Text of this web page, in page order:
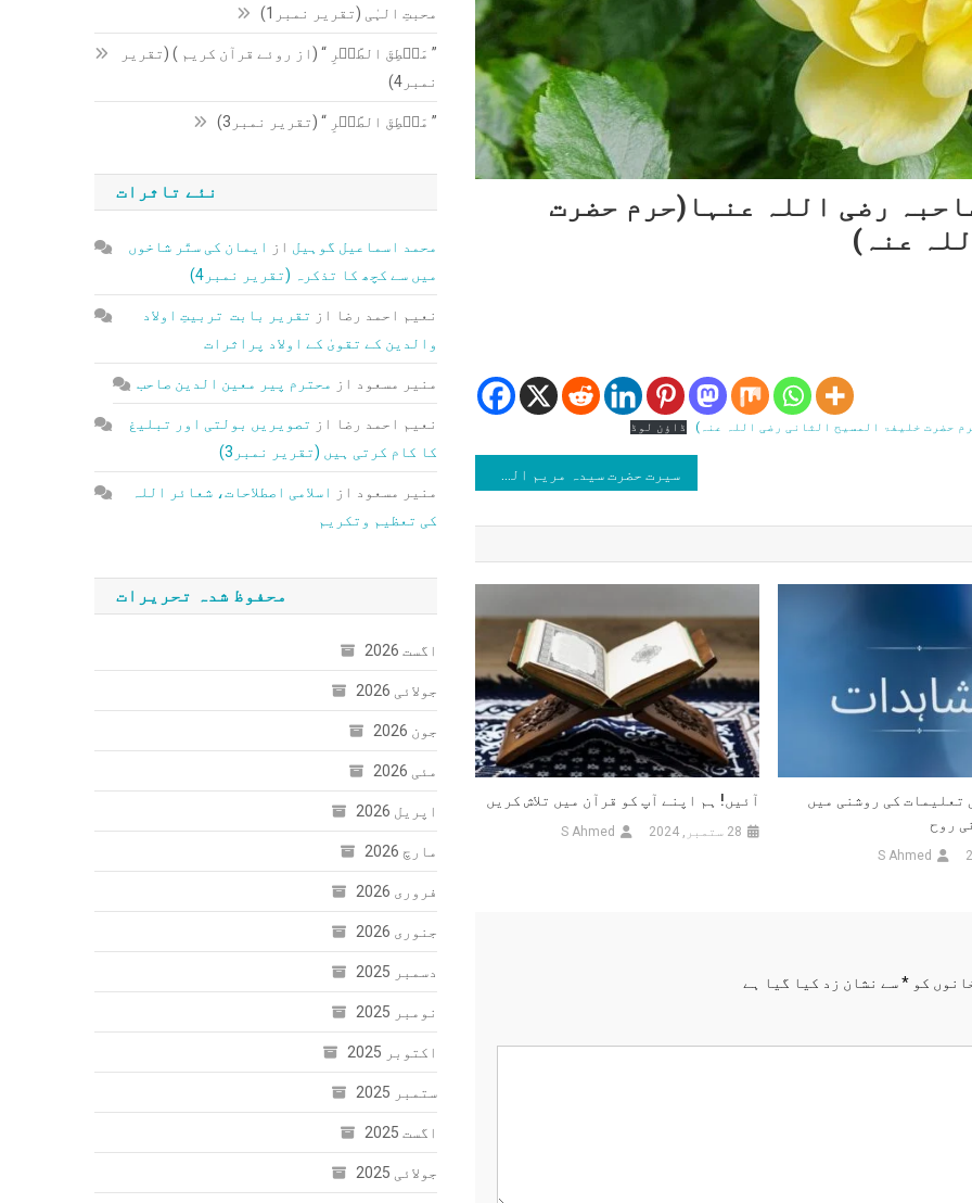
رضی اللہ عنہا(حرم حضرت
عنہ)
ڈاؤن لوڈ
تعلیمات کی روشنی میں
روح
S Ahmed
آئیں! ہم اپنے آپ کو قرآن میں تلاش کریں
28 ستمبر, 2024 S Ahmed
کو *سے نشان زد کیا گیا ہے
محبتِ الہٰی (تقریر نمبر1)
” مَنۡطِقَ الطَّیۡرِ “ (از روئے قرآن کریم ) (تقریر
نمبر4)
” مَنۡطِقَ الطَّیۡرِ “ (تقریر نمبر3)
نئے تاثرات
محمد اسماعیل گوہیل از
ایمان کی ستّر شاخوں
میں سے کچھ کا تذکرہ (تقریر نمبر4)
نعیم احمد رضا از تقریر بابت تربیتِ اولاد
والدین کے تقویٰ کے اولاد پراثرات
منیر مسعود از محترم پیر معین الدین صاحب
نعیم احمد رضا از تصویریں بولتی اور تبلیغ
کا کام کرتی ہیں (تقریر نمبر3)
منیر مسعود از
اسلامی اصطلاحات، شعائر اللہ
کی تعظیم وتکریم
محفوظ شدہ تحریرات
اگست 2026
جولائی 2026
جون 2026
مئی 2026
اپریل 2026
مارچ 2026
فروری 2026
جنوری 2026
دسمبر 2025
نومبر 2025
اکتوبر 2025
ستمبر 2025
اگست 2025
جولائی 2025